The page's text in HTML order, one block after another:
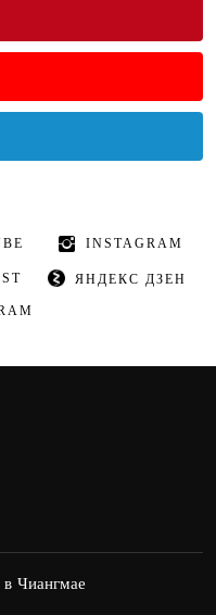
INSTAGRAM
ЯНДЕКС ДЗЕН
Чиангмае